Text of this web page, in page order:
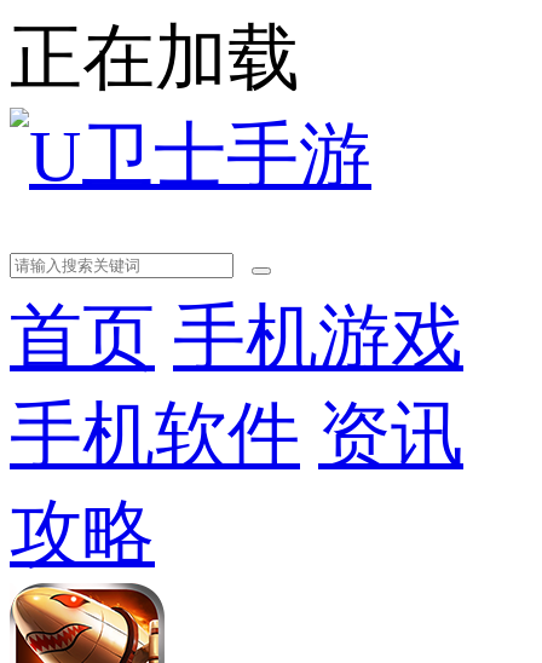
正在加载
首页 手机游戏
手机软件 资讯
攻略